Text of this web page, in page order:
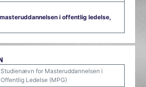
i offentlig ledelse,
Studienævn for Masteruddannelsen i
Offentlig Ledelse (MPG)